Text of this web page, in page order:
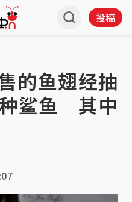
投稿
的鱼翅经抽
鲨鱼 其中